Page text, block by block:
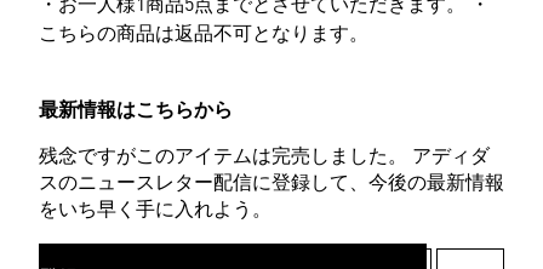
・お一人様1商品5点までとさせていただきます。 ・
こちらの商品は返品不可となります。
最新情報はこちらから
残念ですがこのアイテムは完売しました。 アディダ
スのニュースレター配信に登録して、今後の最新情報
をいち早く手に入れよう。